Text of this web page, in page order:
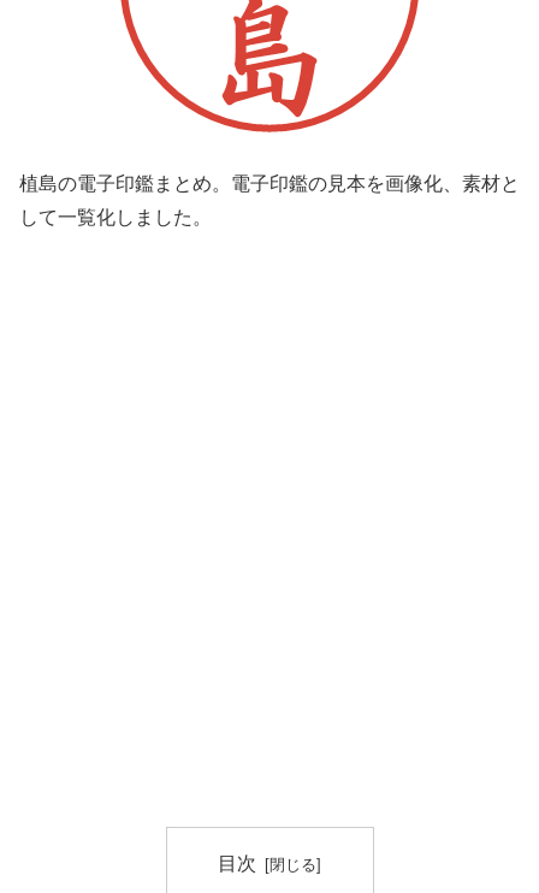
植島の電子印鑑まとめ。電子印鑑の見本を画像化、素材と
して一覧化しました。
目次